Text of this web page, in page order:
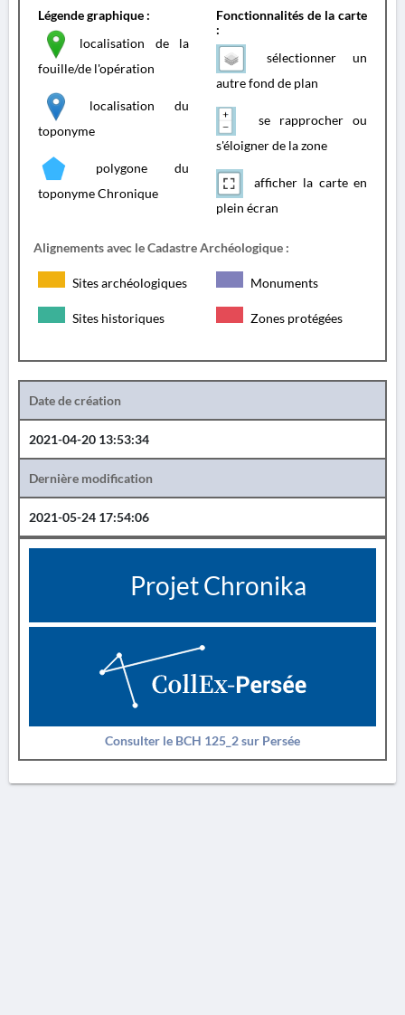
Légende graphique :
localisation de la
fouille/de l'opération
localisation du
toponyme
polygone du
toponyme Chronique
Fonctionnalités de la carte
:
sélectionner un
autre fond de plan
se rapprocher ou
s'éloigner de la zone
afficher la carte en
plein écran
Alignements avec le Cadastre Archéologique :
Sites archéologiques Monuments
Sites historiques Zones protégées
Date de création
2021-04-20 13:53:34
Dernière modification
2021-05-24 17:54:06
Projet Chronika
Consulter le BCH 125_2 sur Persée